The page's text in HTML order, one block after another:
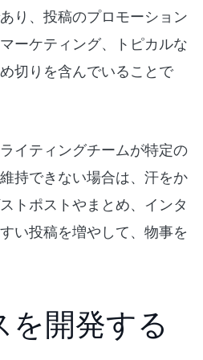
り、投稿のプロモーション
ーケティング、トピカルな
切りを含んでいることで
イティングチームが特定の
持できない場合は、汗をか
トポストやまとめ、インタ
い投稿を増やして、物事を
開発する